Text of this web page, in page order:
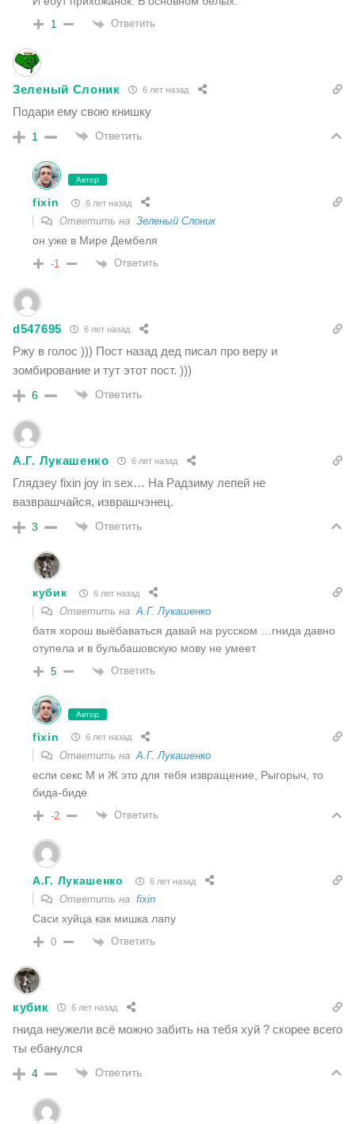
1 Ответить
Зеленый Слоник 6 лет назад
Подари ему свою книшку
1 Ответить
Автор
fixin 6 лет назад
Ответить на Зеленый Слоник
он уже в Мире Дембеля
-1 Ответить
d547695 6 лет назад
Ржу в голос ))) Пост назад дед писал про веру и
зомбирование и тут этот пост. )))
6 Ответить
А.Г. Лукашенко 6 лет назад
Глядзеу fixin joy in sex… На Радзиму лепей не
вазврашчайся, изврашчэнец.
3 Ответить
кубик 6 лет назад
Ответить наА.Г. Лукашенко
батя хорош выёбаваться давай на русском …гнида давно
отупела и в бульбашовскую мову не умеет
5 Ответить
Автор
fixin 6 лет назад
Ответить на А.Г. Лукашенко
если секс М и Ж это для тебя извращение, Рыгорыч, то
бида-биде
-2 Ответить
А.Г. Лукашенко 6 лет назад
Ответить на fixin
Саси хуйца как мишка лапу
0 Ответить
кубик 6 лет назад
гнида неужели всё можно забить на тебя хуй ? скорее всего
ты ебанулся
4 Ответить